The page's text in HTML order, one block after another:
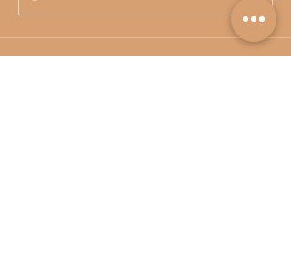
Total 0,00 €